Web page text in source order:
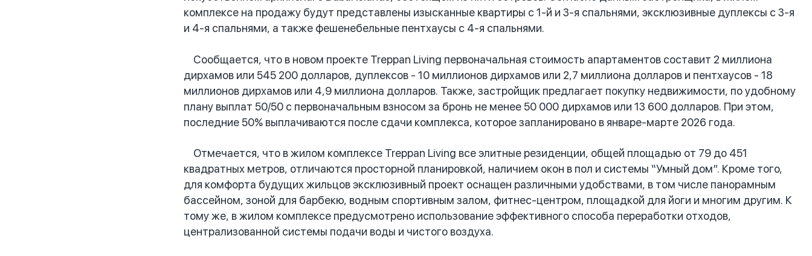
комплексе на продажу будут представлены изысканные квартиры с 1-й и 3-я спальнями, эксклюзивные дуплексы с 3-я
и 4-я спальнями, а также фешенебельные пентхаусы с 4-я спальнями.
Сообщается, что в новом проекте Treppan Living первоначальная стоимость апартаментов составит 2 миллиона
дирхамов или 545 200 долларов, дуплексов - 10 миллионов дирхамов или 2,7 миллиона долларов и пентхаусов - 18
миллионов дирхамов или 4,9 миллиона долларов. Также, застройщик предлагает покупку недвижимости, по удобному
плану выплат 50/50 с первоначальным взносом за бронь не менее 50 000 дирхамов или 13 600 долларов. При этом,
последние 50% выплачиваются после сдачи комплекса, которое запланировано в январе-марте 2026 года.
Отмечается, что в жилом комплексе Treppan Living все элитные резиденции, общей площадью от 79 до 451
квадратных метров, отличаются просторной планировкой, наличием окон в пол и системы “Умный дом”. Кроме того,
для комфорта будущих жильцов эксклюзивный проект оснащен различными удобствами, в том числе панорамным
бассейном, зоной для барбекю, водным спортивным залом, фитнес-центром, площадкой для йоги и многим другим. К
тому же, в жилом комплексе предусмотрено использование эффективного способа переработки отходов,
централизованной системы подачи воды и чистого воздуха.